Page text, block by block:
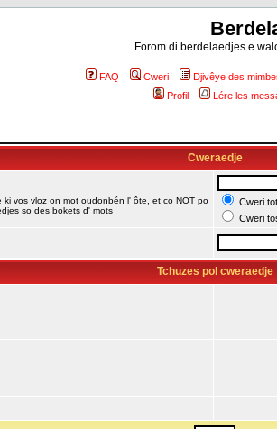
Forom di berdelaedjes e
FAQ Cweri Djivêye des
Profil
Lére les
Cweraedje
ki vos vloz on mot oudonbén l' ôte, et co NOT po
so des bokets d' mots
Cweri
Cweri
Tchuzes pol cweraedje